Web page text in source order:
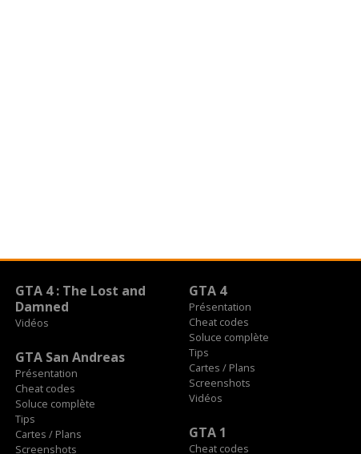
GTA 4 : The Lost and
Damned
Vidéos
GTA 4
Présentation
Cheat codes
Soluce complète
Tips
Cartes / Plans
Screenshots
Vidéos
GTA San Andreas
Présentation
Cheat codes
Soluce complète
Tips
Cartes / Plans
Screenshots
GTA 1
Cheat codes